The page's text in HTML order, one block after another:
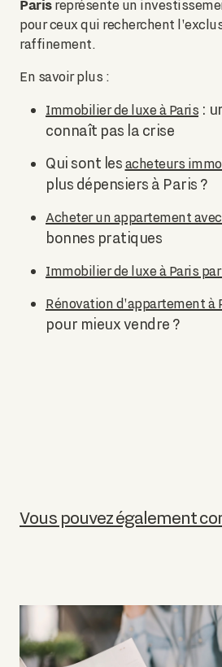
Parisreprésente un
pour ceux qui recherchent
raffinement.
En savoir plus :
Immobilier de luxe à Paris :
connaît pas la crise
Qui sont les acheteurs
plus dépensiers à Paris ?
Acheter un appartement
bonnes pratiques
Immobilier de luxe à Paris
Rénovation d'appartement à
pour mieux vendre ?
Vous pouvez également